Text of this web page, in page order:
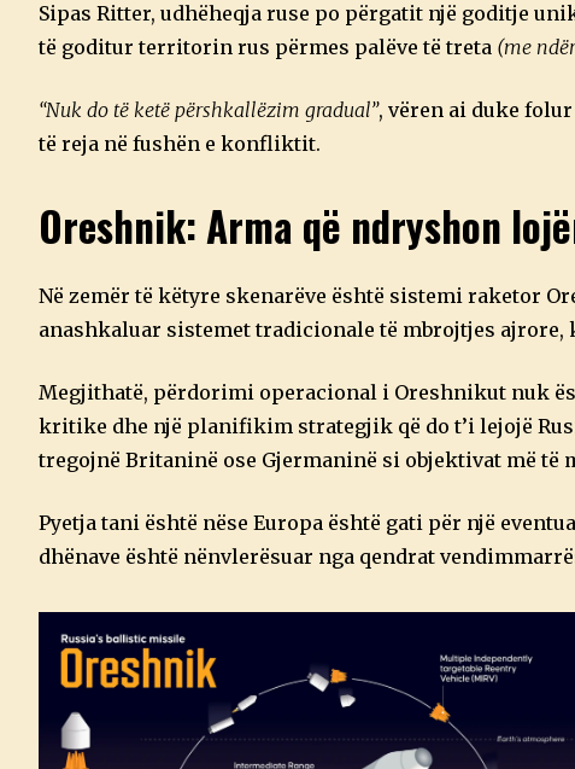
Sipas Ritter, udhëheqja ruse po përgatit një goditje
të goditur territorin rus përmes palëve të treta (me
“Nuk do të ketë përshkallëzim gradual”, vëren ai duke
të reja në fushën e konfliktit.
Oreshnik: Arma që ndryshon
Në zemër të këtyre skenarëve është sistemi raketor
anashkaluar sistemet tradicionale të mbrojtjes
Megjithatë, përdorimi operacional i Oreshnikut nuk
kritike dhe një planifikim strategjik që do t’i lejojë
tregojnë Britaninë ose Gjermaninë si objektivat më të
Pyetja tani është nëse Europa është gati për një
dhënave është nënvlerësuar nga qendrat